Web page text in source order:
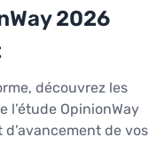
2026
découvrez les
l’étude OpinionWay
d’avancement de vos